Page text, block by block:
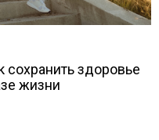
сохранить здоровье
жизни